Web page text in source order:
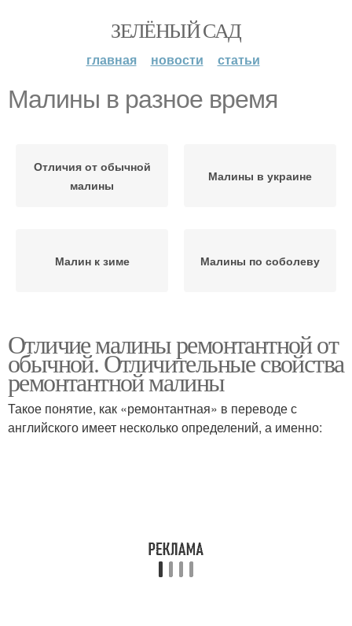
ЗЕЛЁНЫЙ САД
главная новости статьи
Малины в разное время
Отличия от обычной
малины
Малины в украине
Малин к зиме Малины по соболеву
Отличие малины ремонтантной от
обычной. Отличительные свойства
ремонтантной малины
Такое понятие, как «ремонтантная» в переводе с
английского имеет несколько определений, а именно: